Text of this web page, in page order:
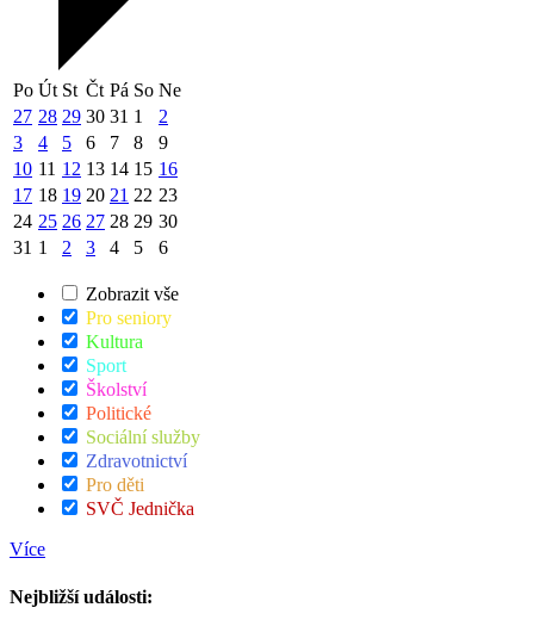
Po Út St Čt Pá So Ne
27 28 29 30 31 1
2
3
4 5 6 7 8
9
10 11 12 13 14 15 16
17 18 19 20 21 22 23
24 25 26 27 28 29 30
31 1 2 3 4 5 6
Zobrazit vše
Pro seniory
Kultura
Sport
Školství
Politické
Sociální služby
Zdravotnictví
Pro děti
SVČ Jednička
Více
Nejbližší události: